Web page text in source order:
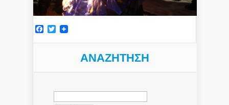
Facebook
Twitter
ΑΝΑΖΉΤΗΣΗ
Αναζήτηση